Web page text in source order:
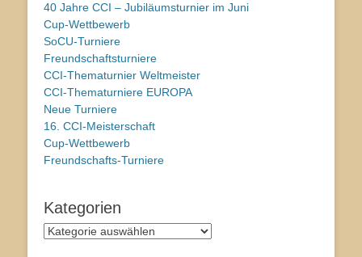
40 Jahre CCI – Jubiläumsturnier im Juni
Cup-Wettbewerb
SoCU-Turniere
Freundschaftsturniere
CCI-Thematurnier Weltmeister
CCI-Thematurniere EUROPA
Neue Turniere
16. CCI-Meisterschaft
Cup-Wettbewerb
Freundschafts-Turniere
Kategorien
Kategorien